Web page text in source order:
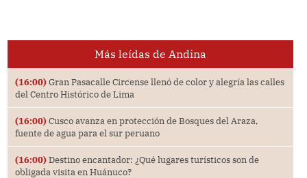
Más leídas de Andina
(16:00) Gran Pasacalle Circense llenó de color y alegría las calles
del Centro Histórico de Lima
(16:00) Cusco avanza en protección de Bosques del Araza,
fuente de agua para el sur peruano
(16:00) Destino encantador: ¿Qué lugares turísticos son de
obligada visita en Huánuco?